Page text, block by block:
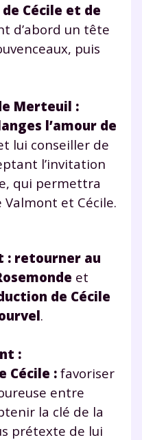
Cécile et de
d’abord un tête
puis
Merteuil :
l’amour de
lui conseiller de
l’invitation
qui permettra
et Cécile.
: retourner au
et
de Cécile
.
:
: favoriser
entre
la clé de la
prétexte de lui